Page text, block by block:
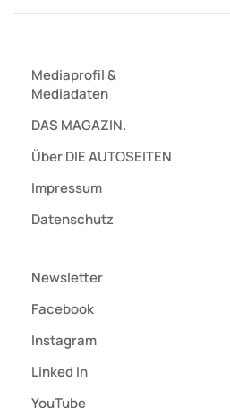
Mediaprofil&
Mediadaten
DAS MAGAZIN.
Über DIE AUTOSEITEN
Impressum
Datenschutz
Newsletter
Facebook
Instagram
Linked In
YouTube